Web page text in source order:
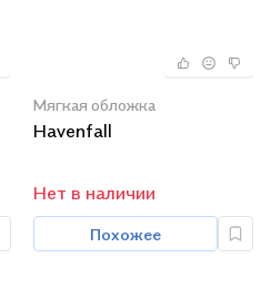
Мягкая обложка
Havenfall
Нет в наличии
Похожее